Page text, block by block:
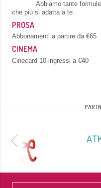
Abbiamo tante
che più si adatta a te.
PROSA
Abbonamenti a partire da €65
CINEMA
Cinecard 10 ingressi a €40